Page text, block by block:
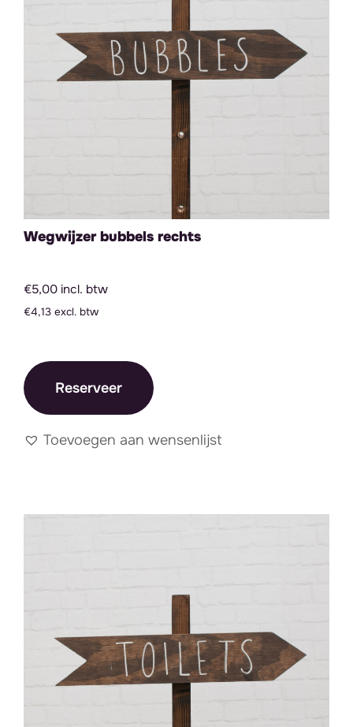
Wegwijzer bubbels rechts
€5,00 incl. btw
€4,13 excl. btw
Reserveer
Toevoegen aan wensenlijst